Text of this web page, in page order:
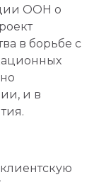
ООН о
в борьбе с
и в